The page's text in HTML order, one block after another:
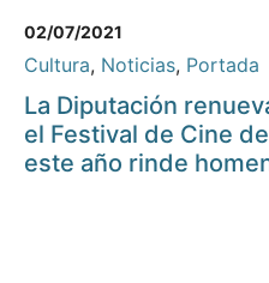
02/07/2021
Cultura, Noticias, Portada
La Diputación
el Festival de Cine
este año rinde